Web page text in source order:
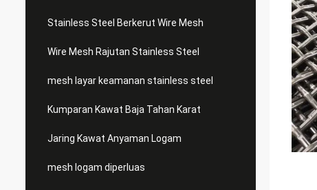
Stainless Steel Berkerut Wire Mesh
Wire Mesh Rajutan Stainless Steel
mesh layar keamanan stainless steel
Kumparan Kawat Baja Tahan Karat
Jaring Kawat Anyaman Logam
mesh logam diperluas